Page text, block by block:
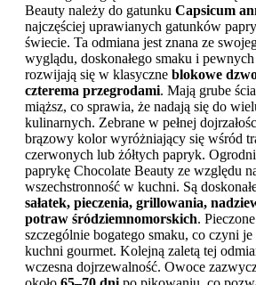
Beauty należy do gatunku Capsicum
najczęściej uprawianych gatunków
świecie. Ta odmiana jest znana ze
wyglądu, doskonałego smaku i
rozwijają się w klasyczne blokowe
czterema przegrodami. Mają grube
miąższ, co sprawia, że nadają się do
kulinarnych. Zebrane w pełnej
brązowy kolor wyróżniający się wśród
czerwonych lub żółtych papryk.
paprykę Chocolate Beauty ze względu
wszechstronność w kuchni. Są
sałatek, pieczenia, grillowania,
potraw śródziemnomorskich.
szczególnie bogatego smaku, co czyni
kuchni gourmet. Kolejną zaletą tej
wczesna dojrzewalność. Owoce